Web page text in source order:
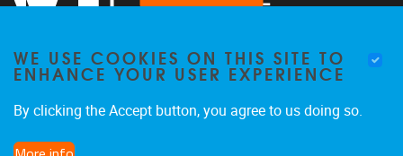
WE USE COOKIES ON THIS SITE TO
ENHANCE YOUR USER EXPERIENCE
By clicking the Accept button, you agree to us doing so.